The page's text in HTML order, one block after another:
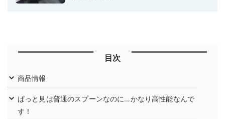
目次
商品情報
ぱっと見は普通のスプーンなのに…かなり高性能なんで
す！